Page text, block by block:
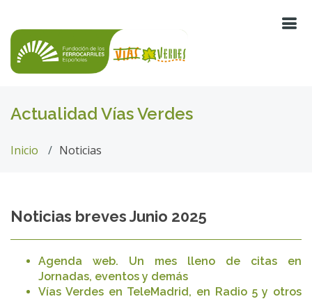
Actualidad Vías Verdes
Inicio Noticias
Noticias breves Junio 2025
Agenda web. Un mes lleno de citas en
Jornadas, eventos y demás
Vías Verdes en TeleMadrid, en Radio 5 y otros